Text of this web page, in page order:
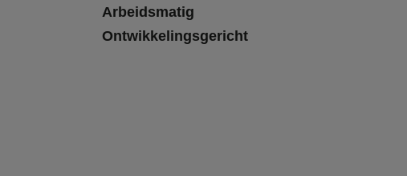
Arbeidsmatig
Ontwikkelingsgericht